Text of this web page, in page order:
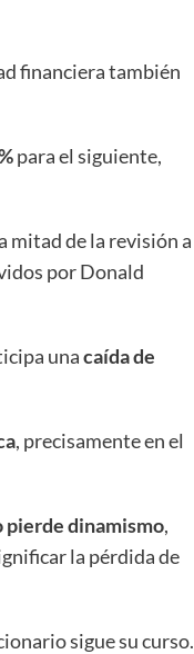
financiera también
para el siguiente,
mitad de la revisión a
por Donald
unacaída de
, precisamente en el
pierde dinamismo,
la pérdida de
sigue su curso.